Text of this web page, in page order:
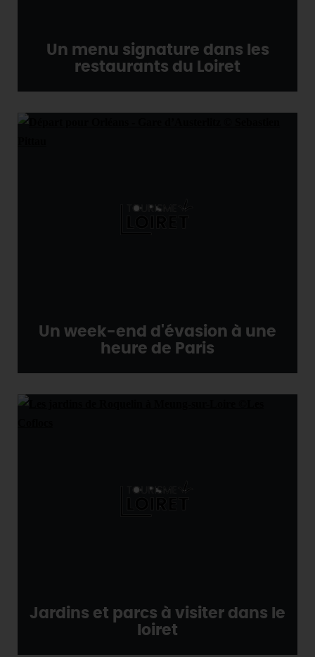
Un menu signature dans les
restaurants du Loiret
Un week-end d'évasion à une
heure de Paris
Jardins et parcs à visiter dans le
loiret